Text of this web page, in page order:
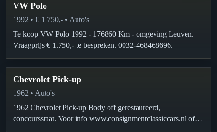
VW Polo
1992 • € 1.750,- • Auto's
Te koop VW Polo 1992 - 176860 Km - omgeving Leuven.
Vraagprijs € 1.750,- te bespreken. 0032-468468696.
Chevrolet Pick-up
1962 • Auto's
1962 Chevrolet Pick-up Body off gerestaureerd,
concoursstaat. Voor info www.consignmentclassiccars.nl of
06-43105554.